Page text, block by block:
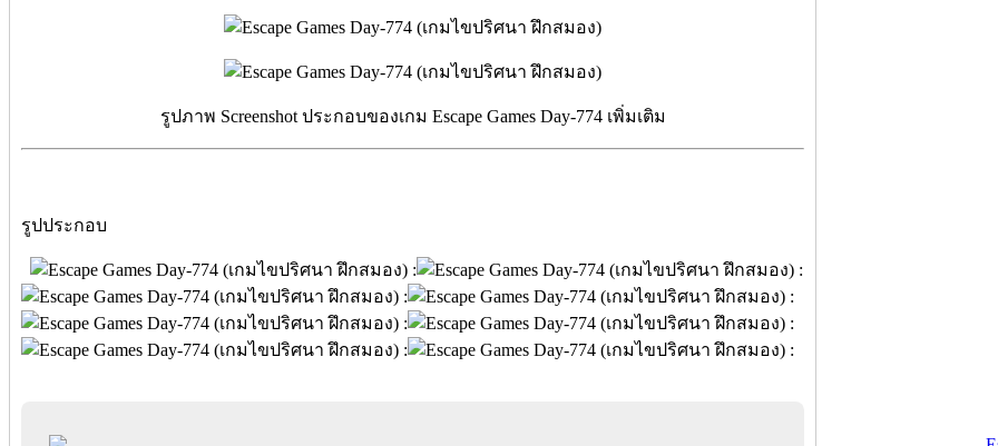
รูปภาพ Screenshot ประกอบของเกม Escape Games Day-774 เพิ่มเติม
รูปประกอบ